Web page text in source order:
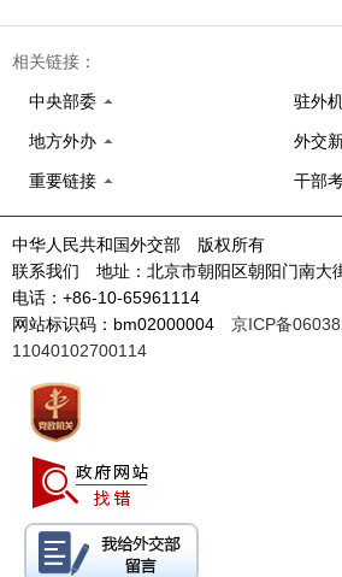
相关链接：
中央部委 驻外
地方外办 外交
重要链接 干部
中华人民共和国外交部 版权所有
联系我们 地址：北京市朝阳区朝阳门南
电话：+86-10-65961114
网站标识码：bm02000004 京ICP备
11040102700114